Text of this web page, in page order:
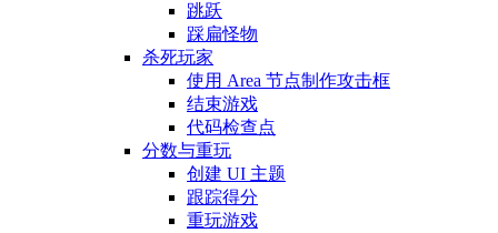
跳跃
踩扁怪物
杀死玩家
使用 Area 节点制作攻击框
结束游戏
代码检查点
分数与重玩
创建 UI 主题
跟踪得分
重玩游戏